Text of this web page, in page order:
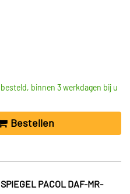
binnen 3 werkdagen bij u
Bestellen
PACOL DAF-MR-